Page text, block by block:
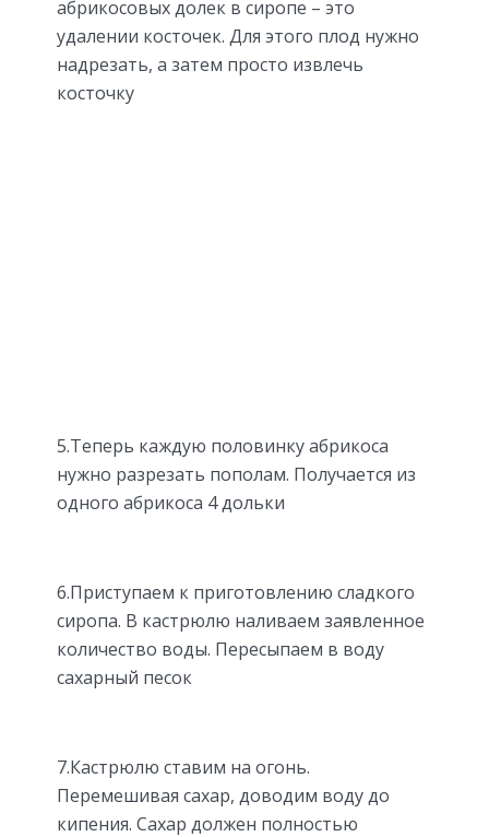
абрикосовых долек в сиропе – это
удалении косточек. Для этого плод нужно
надрезать, а затем просто извлечь
косточку
5.Теперь каждую половинку абрикоса
нужно разрезать пополам. Получается из
одного абрикоса 4 дольки
6.Приступаем к приготовлению сладкого
сиропа. В кастрюлю наливаем заявленное
количество воды. Пересыпаем в воду
сахарный песок
7.Кастрюлю ставим на огонь.
Перемешивая сахар, доводим воду до
кипения. Сахар должен полностью